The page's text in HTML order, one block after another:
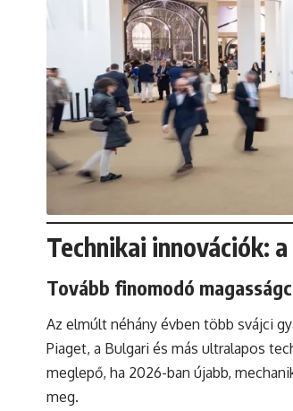
Technikai innovációk:
Tovább finomodó
Az elmúlt néhány évben több svájci
Piaget, a Bulgari és más ultralapos
meglepő, ha 2026-ban újabb,
meg.